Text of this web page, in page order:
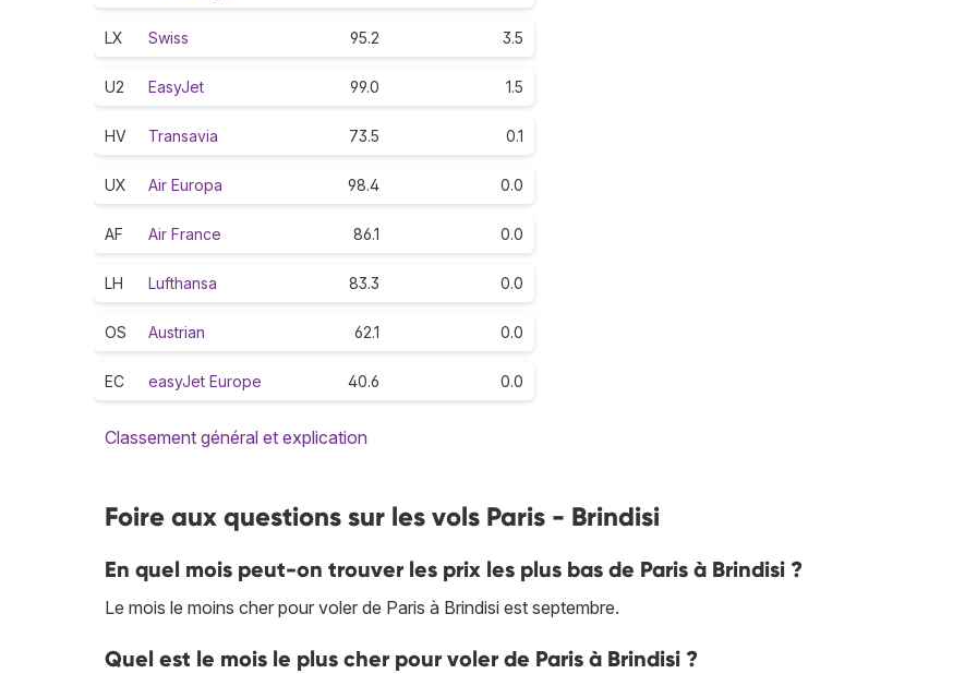
LX Swiss 95.2 3.5
U2 EasyJet 99.0 1.5
HV Transavia 73.5 0.1
UX Air Europa 98.4 0.0
AF Air France 86.1 0.0
LH Lufthansa 83.3 0.0
OS Austrian 62.1 0.0
EC easyJet Europe 40.6 0.0
Classement général et explication
Foire aux questions sur les vols Paris - Brindisi
En quel mois peut-on trouver les prix les plus bas de Paris à Brindisi ?
Le mois le moins cher pour voler de Paris à Brindisi est septembre.
Quel est le mois le plus cher pour voler de Paris à Brindisi ?